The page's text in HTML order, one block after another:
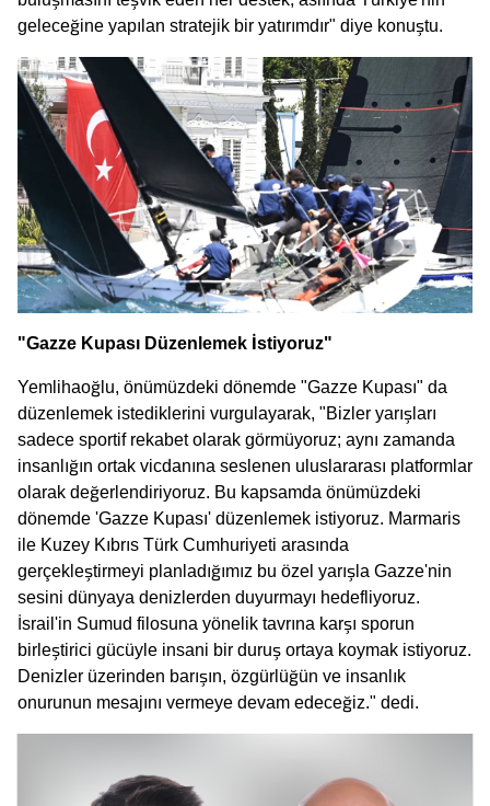
geleceğine yapılan stratejik bir yatırımdır" diye konuştu.
"Gazze Kupası Düzenlemek İstiyoruz"
Yemlihaoğlu, önümüzdeki dönemde "Gazze Kupası" da
düzenlemek istediklerini vurgulayarak, "Bizler yarışları
sadece sportif rekabet olarak görmüyoruz; aynı zamanda
insanlığın ortak vicdanına seslenen uluslararası platformlar
olarak değerlendiriyoruz. Bu kapsamda önümüzdeki
dönemde 'Gazze Kupası' düzenlemek istiyoruz. Marmaris
ile Kuzey Kıbrıs Türk Cumhuriyeti arasında
gerçekleştirmeyi planladığımız bu özel yarışla Gazze'nin
sesini dünyaya denizlerden duyurmayı hedefliyoruz.
İsrail'in Sumud filosuna yönelik tavrına karşı sporun
birleştirici gücüyle insani bir duruş ortaya koymak istiyoruz.
Denizler üzerinden barışın, özgürlüğün ve insanlık
onurunun mesajını vermeye devam edeceğiz." dedi.